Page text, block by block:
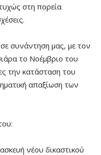
στη πορεία
συνάντηση μας, με τον
το Νοέμβριο του
την κατάσταση του
απαξίωση των
νέου δικαστικού